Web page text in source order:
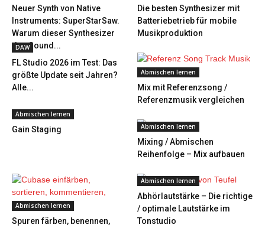
Neuer Synth von Native
Instruments: SuperStarSaw.
Warum dieser Synthesizer
den Sound...
Die besten Synthesizer mit
Batteriebetrieb für mobile
Musikproduktion
DAW
FL Studio 2026 im Test: Das
größte Update seit Jahren?
Alle...
Abmischen lernen
Mix mit Referenzsong /
Referenzmusik vergleichen
Abmischen lernen
Gain Staging Abmischen lernen
Mixing / Abmischen
Reihenfolge – Mix aufbauen
Abmischen lernen
Spuren färben, benennen,
Abmischen lernen
Abhörlautstärke – Die richtige
/ optimale Lautstärke im
Tonstudio